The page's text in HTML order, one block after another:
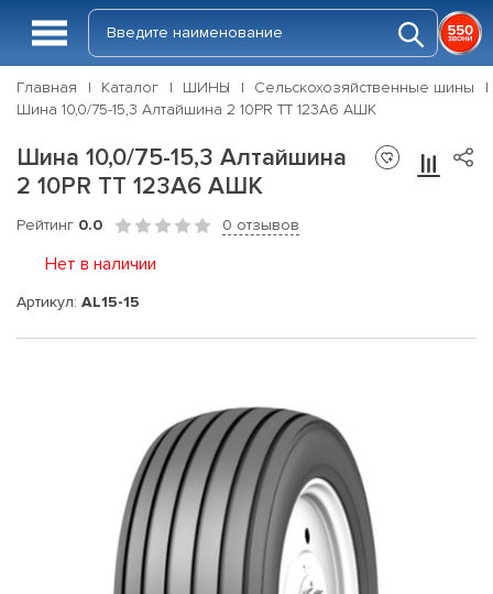
Главная Каталог ШИНЫ
Сельскохозяйственные шины
Шина 10,0/75-15,3 Алтайшина 2 10PR TT 123A6 АШК
Шина 10,0/75-15,3 Алтайшина
2 10PR TT 123A6 АШК
Рейтинг 0.0 0 отзывов
Нет в наличии
Артикул: AL15-15